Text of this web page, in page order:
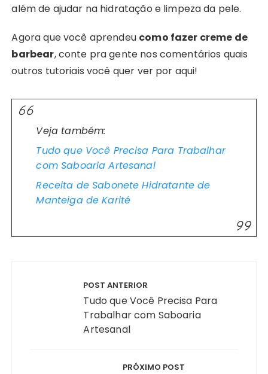
além de ajudar na hidratação e limpeza da pele.
Agora que você aprendeu como fazer creme de
barbear, conte pra gente nos comentários quais
outros tutoriais você quer ver por aqui!
Veja também:
Tudo que Você Precisa Para Trabalhar
com Saboaria Artesanal
Receita de Sabonete Hidratante de
Manteiga de Karité
POST ANTERIOR
Tudo que Você Precisa Para
Trabalhar com Saboaria
Artesanal
PRÓXIMO POST